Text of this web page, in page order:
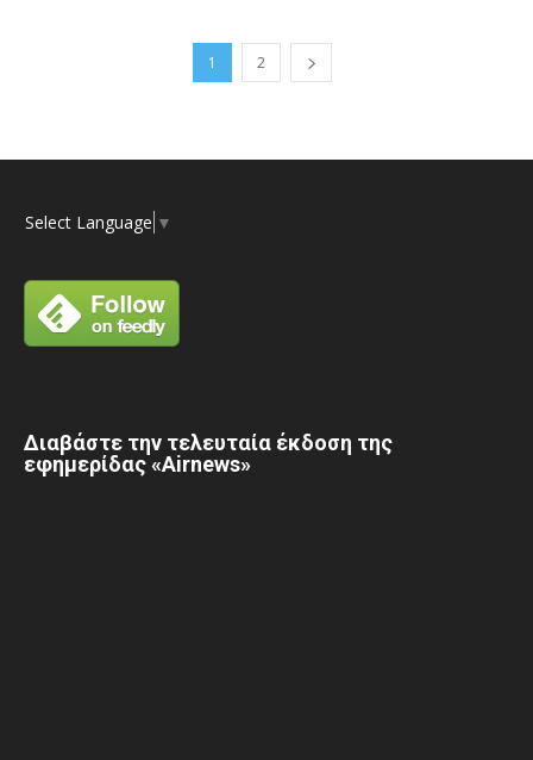
1 2
Select Language ▼
Διαβάστε την τελευταία έκδοση της
εφημερίδας «Airnews»